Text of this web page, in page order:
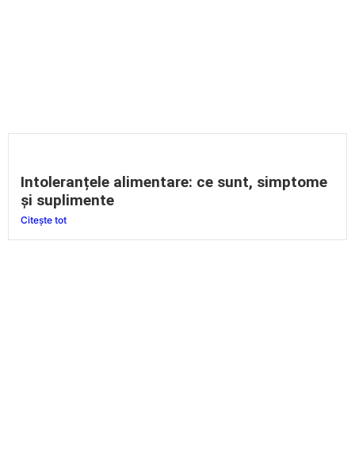
Intoleranțele alimentare: ce sunt, simptome
și suplimente
Citește tot